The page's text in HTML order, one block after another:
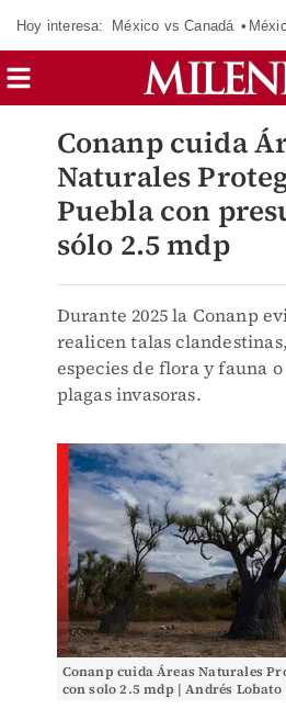
Hoy interesa: México vs Canadá
Conanp cuida
Naturales
Puebla con
sólo 2.5 mdp
Durante 2025 la Conanp
realicen talas
especies de flora y fauna
plagas invasoras.
Conanp cuida Áreas Naturales
con solo 2.5 mdp | Andrés